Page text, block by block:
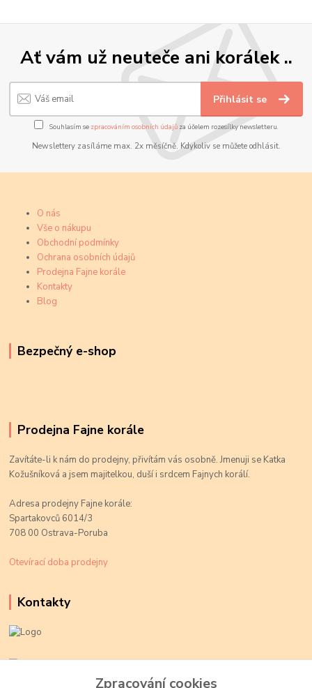
Ať vám už neuteče ani korálek ..
Přihlásit se
Souhlasím se zpracováním osobních údajůza účelem rozesílky newsletteru.
Newslettery zasíláme max. 2x měsíčně. Kdykoliv se můžete odhlásit.
O nás
Vše o nákupu
Obchodní podmínky
Ochrana osobních údajů
Prodejna Fajne korále
Kontakty
Blog
Bezpečný e-shop
Prodejna Fajne korále
Zavítáte-li k nám do prodejny, přivítám vás osobně. Jmenuji se Katka
Kožušníková a jsem majitelkou, duší i srdcem Fajnych korálí.
Adresa prodejny Fajne korále:
Spartakovců 6014/3
708 00 Ostrava-Poruba
Otevírací doba prodejny
Kontakty
+420 774 719 784
Zpracování cookies